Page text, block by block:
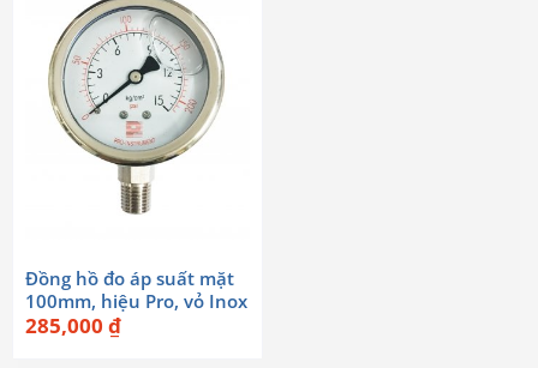
Đồng hồ đo áp suất mặt
100mm, hiệu Pro, vỏ Inox
285,000 ₫